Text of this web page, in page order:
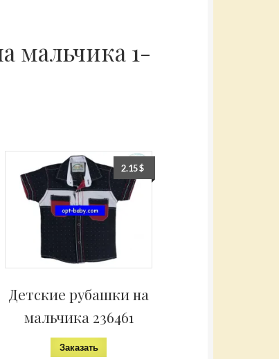
мальчика 1-
Детские рубашки на
мальчика 236461
2.15$
Заказать